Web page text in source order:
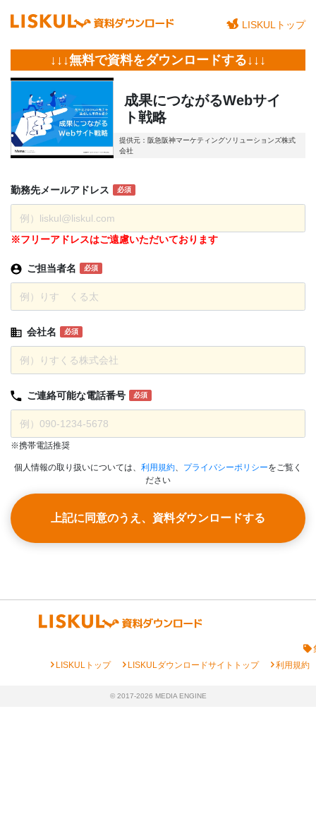
LISKULトップ
↓↓↓無料で資料をダウンロードする↓↓↓
成果につながるWebサイ
ト戦略
提供元：阪急阪神マーケティングソリューションズ株式
会社
勤務先メールアドレス 必須
※フリーアドレスはご遠慮いただいております
ご担当者名 必須
会社名 必須
ご連絡可能な電話番号 必須
※携帯電話推奨
個人情報の取り扱いについては、 利用規約、 プライバシーポリシーをご覧く
ださい
上記に同意のうえ、資料ダウンロードする
chevron_rightLISKULトップ chevron_rightLISKULダウンロードサイトトップ chevron_right利用規約
© 2017-2026 MEDIA ENGINE